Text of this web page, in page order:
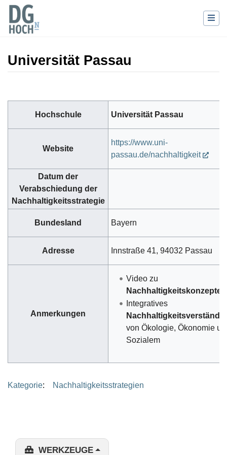
Universität Passau
Hochschule Universität Passau
Website
https://www.uni-
passau.de/nachhaltigkeit
Datum der
Verabschiedung der
Nachhaltigkeitsstrategie
Bundesland Bayern
Adresse Innstraße 41, 94032 Passau
Anmerkungen
Video zu
Nachhaltigkeitskonzepten
Integratives
von Ökologie, Ökonomie
Sozialem
Kategorie: Nachhaltigkeitsstrategien
WERKZEUGE